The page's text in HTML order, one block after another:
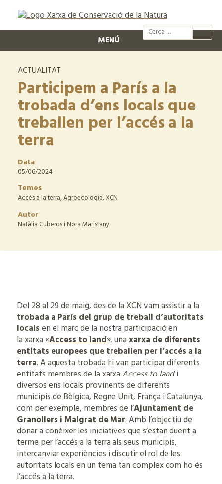
@xcn.cat
MENÚ
ACTUALITAT
Participem a París a la
trobada d’ens locals que
treballen per l’accés a la
terra
Data
05/06/2024
Temes
Accés a la terra,Agroecologia,XCN
Autor
Natàlia Cuberos i Nora Maristany
Del 28 al 29 de maig, des de la XCN vam assistir a la
trobada a París del grup de treball d’autoritats
localsen el marc de la nostra participació en
la xarxa «Access to land», unaxarxa de diferents
entitats europees que treballen per l’accés a la
terra. A aquesta trobada hi van participar diferents
entitats membres de la xarxaAccess to landi
diversos ens locals provinents de diferents
municipis de Bèlgica, Regne Unit, França i Catalunya,
com per exemple, membres de l’Ajuntament de
Granollers i Malgrat de Mar. Amb l’objectiu de
donar a conèixer les iniciatives que s’estan duent a
terme per l’accés a la terra als seus municipis,
intercanviar experiències i discutir el rol de les
autoritats locals en un tema tan complex com ho és
l’accés a la terra.